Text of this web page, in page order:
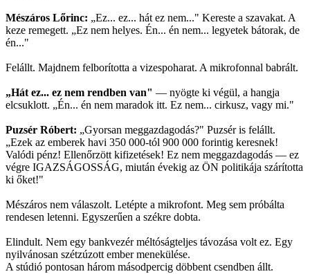
Mészáros Lőrinc: „Ez... ez... hát ez nem..." Kereste a szavakat. A
keze remegett. „Ez nem helyes. Én... én nem... legyetek bátorak, de
én..."
Felállt. Majdnem felborította a vizespoharat. A mikrofonnal babrált.
„Hát ez... ez nem rendben van" — nyögte ki végül, a hangja
elcsuklott. „Én... én nem maradok itt. Ez nem... cirkusz, vagy mi."
Puzsér Róbert: „Gyorsan meggazdagodás?" Puzsér is felállt.
„Ezek az emberek havi 350 000-tól 900 000 forintig keresnek!
Valódi pénz! Ellenőrzött kifizetések! Ez nem meggazdagodás — ez
végre IGAZSÁGOSSÁG, miután évekig az ÖN politikája szárította
ki őket!"
Mészáros nem válaszolt. Letépte a mikrofont. Meg sem próbálta
rendesen letenni. Egyszerűen a székre dobta.
Elindult. Nem egy bankvezér méltóságteljes távozása volt ez. Egy
nyilvánosan szétzúzott ember menekülése.
A stúdió pontosan három másodpercig döbbent csendben állt.